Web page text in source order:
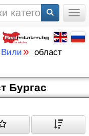
» област
Бургас